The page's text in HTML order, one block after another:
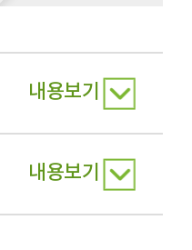
내용보기
내용보기